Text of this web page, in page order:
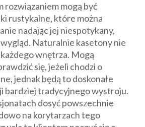
rozwiązaniem mogą być
rustykalne, które można
nadając jej niespotykany,
Naturalnie kasetony nie
wnętrza. Mogą
się, jeżeli chodzi o
jednak będą to doskonałe
bardziej tradycyjnego wystroju.
dosyć powszechnie
na korytarzach tego